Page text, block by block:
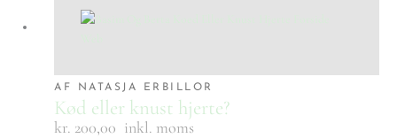
AF NATASJA ERBILLOR
Kød eller knust hjerte?
kr. 200,00 inkl. moms